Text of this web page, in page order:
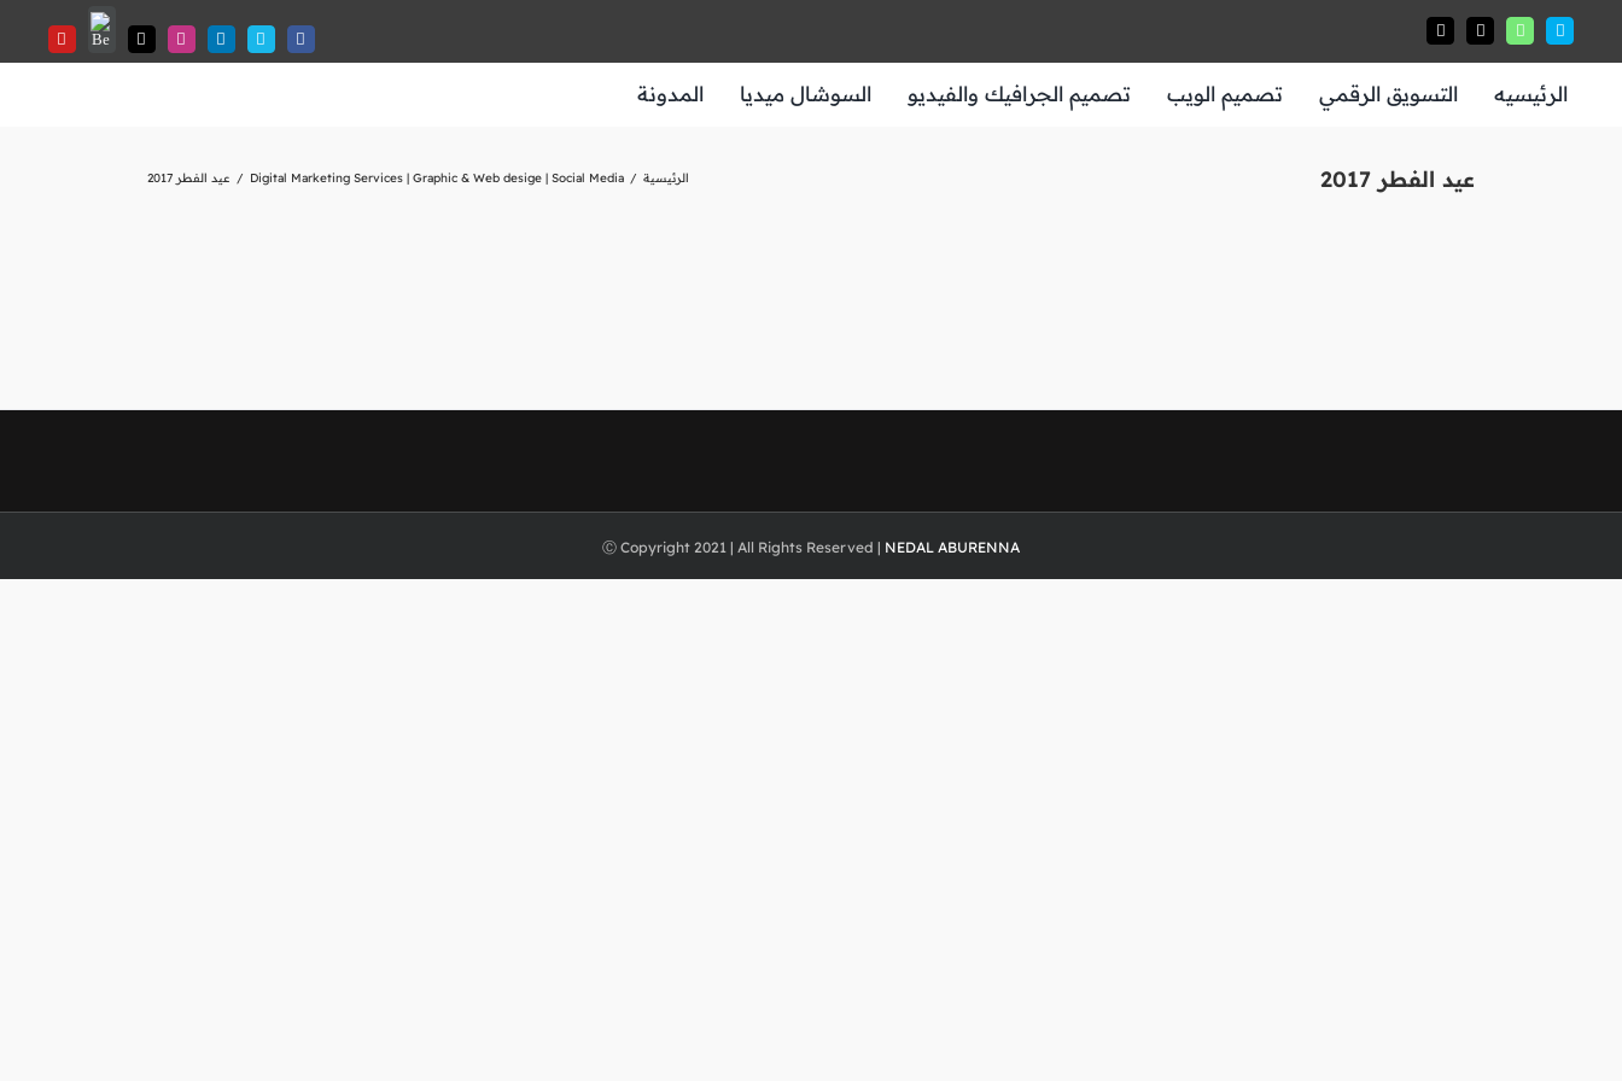
to
contentالرئيسيه التسويق الرقمي تصميم الويب تصميم الجرافيك والفيديو السوشال ميديا المدونة
عيد الفطر 2017 الرئيسية Digital Marketing Services | Graphic & Web desige | Social Media عيد الفطر 2017
Ⓒ Copyright 2021 | All Rights Reserved | NEDAL ABURENNA